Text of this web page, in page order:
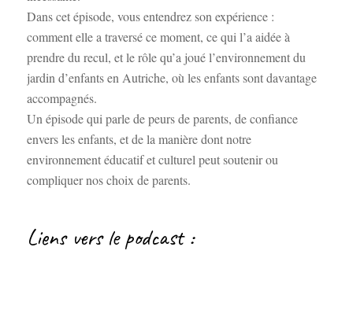
Dans cet épisode, vous entendrez son expérience :
comment elle a traversé ce moment, ce qui l’a aidée à
prendre du recul, et le rôle qu’a joué l’environnement du
jardin d’enfants en Autriche, où les enfants sont davantage
accompagnés.
Un épisode qui parle de peurs de parents, de confiance
envers les enfants, et de la manière dont notre
environnement éducatif et culturel peut soutenir ou
compliquer nos choix de parents.
Liens vers le podcast :